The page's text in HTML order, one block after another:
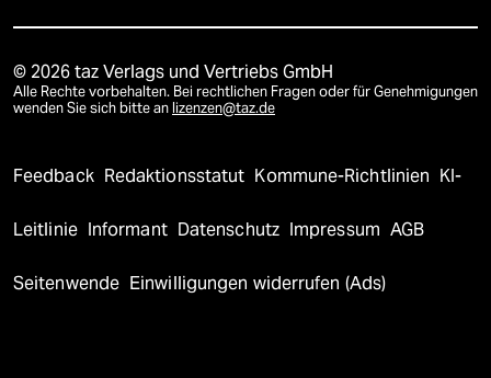
© 2026 taz Verlags und Vertriebs GmbH
Alle Rechte vorbehalten. Bei rechtlichen Fragen oder für Genehmigungen
wenden Sie sich bitte an lizenzen@taz.de
Feedback Redaktionsstatut Kommune-Richtlinien KI-
Leitlinie Informant Datenschutz Impressum AGB
Seitenwende Einwilligungen widerrufen (Ads)